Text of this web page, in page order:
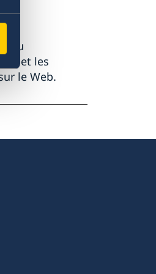
au
et les
le Web.